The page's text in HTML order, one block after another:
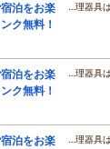
泊をお楽
ク無料！
…理器具
泊をお楽
ク無料！
…理器具
泊をお楽
…理器具